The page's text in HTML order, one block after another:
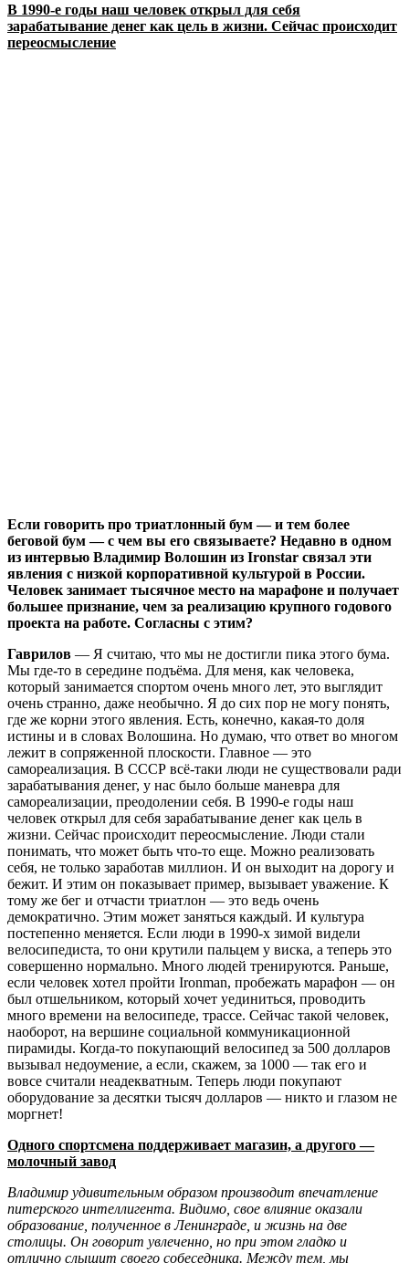
В 1990-е годы наш человек открыл для себя
зарабатывание денег как цель в жизни. Сейчас происходит
переосмысление
Если говорить про триатлонный бум — и тем более
беговой бум — с чем вы его связываете? Недавно в одном
из интервью Владимир Волошин из Ironstar связал эти
явления с низкой корпоративной культурой в России.
Человек занимает тысячное место на марафоне и получает
большее признание, чем за реализацию крупного годового
проекта на работе. Согласны с этим?
Гаврилов — Я считаю, что мы не достигли пика этого бума.
Мы где-то в середине подъёма. Для меня, как человека,
который занимается спортом очень много лет, это выглядит
очень странно, даже необычно. Я до сих пор не могу понять,
где же корни этого явления. Есть, конечно, какая-то доля
истины и в словах Волошина. Но думаю, что ответ во многом
лежит в сопряженной плоскости. Главное — это
самореализация. В СССР всё-таки люди не существовали ради
зарабатывания денег, у нас было больше маневра для
самореализации, преодолении себя. В 1990-е годы наш
человек открыл для себя зарабатывание денег как цель в
жизни. Сейчас происходит переосмысление. Люди стали
понимать, что может быть что-то еще. Можно реализовать
себя, не только заработав миллион. И он выходит на дорогу и
бежит. И этим он показывает пример, вызывает уважение. К
тому же бег и отчасти триатлон — это ведь очень
демократично. Этим может заняться каждый. И культура
постепенно меняется. Если люди в 1990-х зимой видели
велосипедиста, то они крутили пальцем у виска, а теперь это
совершенно нормально. Много людей тренируются. Раньше,
если человек хотел пройти Ironman, пробежать марафон — он
был отшельником, который хочет уединиться, проводить
много времени на велосипеде, трассе. Сейчас такой человек,
наоборот, на вершине социальной коммуникационной
пирамиды. Когда-то покупающий велосипед за 500 долларов
вызывал недоумение, а если, скажем, за 1000 — так его и
вовсе считали неадекватным. Теперь люди покупают
оборудование за десятки тысяч долларов — никто и глазом не
моргнет!
Одного спортсмена поддерживает магазин, а другого —
молочный завод
Владимир удивительным образом производит впечатление
питерского интеллигента. Видимо, свое влияние оказали
образование, полученное в Ленинграде, и жизнь на две
столицы. Он говорит увлеченно, но при этом гладко и
отлично слышит своего собеседника. Между тем, мы